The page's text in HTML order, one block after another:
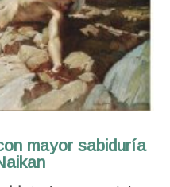
mayor sabiduría